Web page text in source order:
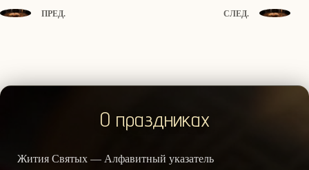
ПРЕД. СЛЕД.
О праздниках
Жития Святых — Алфавитный указатель